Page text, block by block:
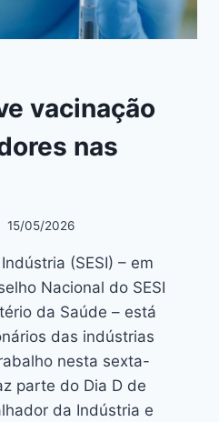
vacinação
nas
15/05/2026
(SESI) – em
Nacional do SESI
da Saúde – está
das indústrias
nesta sexta-
parte do Dia D de
da Indústria e